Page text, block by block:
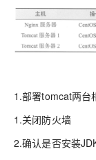
1.部署tomcat两台
1.关闭防火墙
2.确认是否安装